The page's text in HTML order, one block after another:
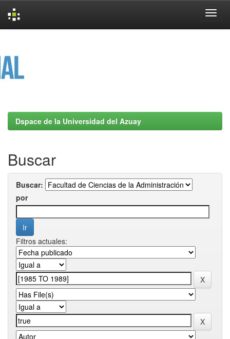
Dspace de la Universidad del Azuay
Buscar
Buscar:
por
Filtros actuales: